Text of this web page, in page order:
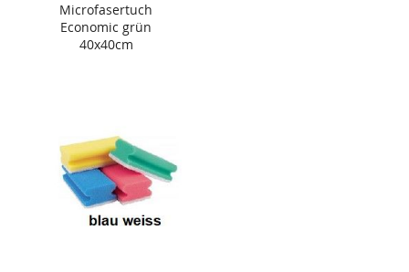
Microfasertuch
Economic grün
40x40cm